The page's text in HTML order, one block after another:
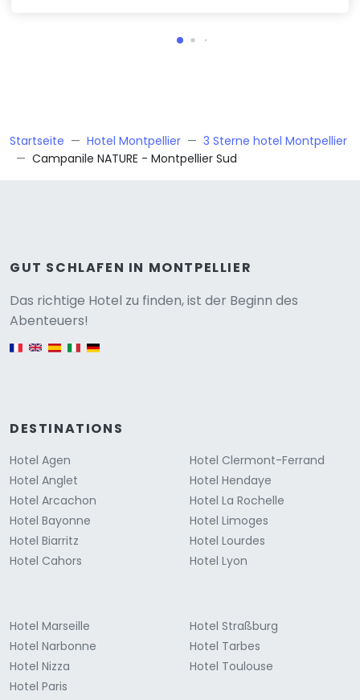
Startseite Hotel Montpellier
3 Sterne hotel Montpellier
Campanile NATURE - Montpellier Sud
GUT SCHLAFEN IN MONTPELLIER
Das richtige Hotel zu finden, ist der Beginn des
Abenteuers!
English version
DESTINATIONS
Hotel Agen
Hotel Anglet
Hotel Arcachon
Hotel Bayonne
Hotel Biarritz
Hotel Cahors
Hotel Clermont-Ferrand
Hotel Hendaye
Hotel La Rochelle
Hotel Limoges
Hotel Lourdes
Hotel Lyon
Hotel Marseille
Hotel Narbonne
Hotel Nizza
Hotel Paris
Hotel Straßburg
Hotel Tarbes
Hotel Toulouse